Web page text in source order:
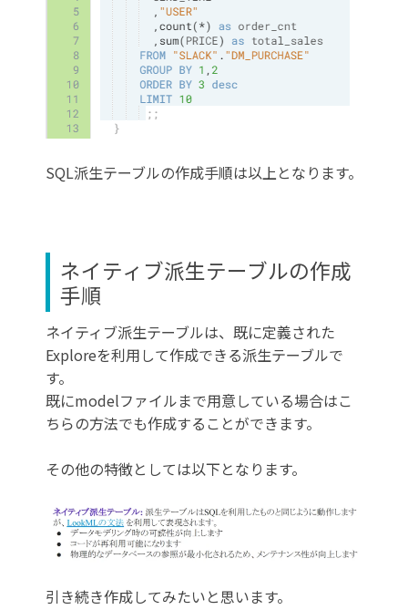
SQL派生テーブルの作成手順は以上となります。
ネイティブ派生テーブルの作成
手順
ネイティブ派生テーブルは、既に定義された
Exploreを利用して作成できる派生テーブルで
す。
既にmodelファイルまで用意している場合はこ
ちらの方法でも作成することができます。
その他の特徴としては以下となります。
引き続き作成してみたいと思います。